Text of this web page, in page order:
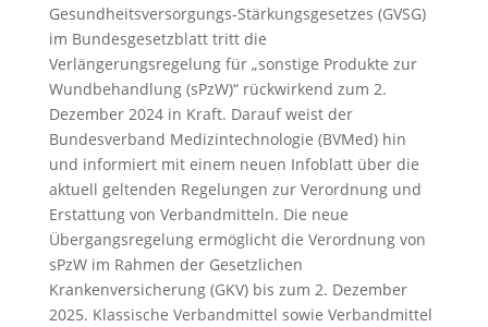
Gesundheitsversorgungs-Stärkungsgesetzes (GVSG)
im Bundesgesetzblatt tritt die
Verlängerungsregelung für „sonstige Produkte zur
Wundbehandlung (sPzW)“ rückwirkend zum 2.
Dezember 2024 in Kraft. Darauf weist der
Bundesverband Medizintechnologie (BVMed) hin
und informiert mit einem neuen Infoblatt über die
aktuell geltenden Regelungen zur Verordnung und
Erstattung von Verbandmitteln. Die neue
Übergangsregelung ermöglicht die Verordnung von
sPzW im Rahmen der Gesetzlichen
Krankenversicherung (GKV) bis zum 2. Dezember
2025. Klassische Verbandmittel sowie Verbandmittel